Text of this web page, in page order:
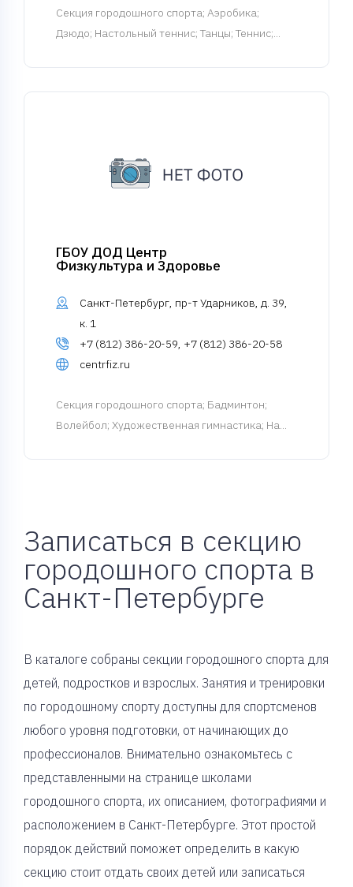
Cекция городошного спорта; Аэробика;
Дзюдо; Настольный теннис; Танцы; Теннис;...
ГБОУ ДОД Центр
Физкультура и Здоровье
Санкт-Петербург, пр-т Ударников, д. 39,
к. 1
+7 (812) 386-20-59, +7 (812) 386-20-58
centrfiz.ru
Cекция городошного спорта; Бадминтон;
Волейбол; Художественная гимнастика; На...
Записаться в секцию
городошного спорта в
Санкт-Петербурге
В каталоге собраны секции городошного спорта для
детей, подростков и взрослых. Занятия и тренировки
по городошному спорту доступны для спортсменов
любого уровня подготовки, от начинающих до
профессионалов. Внимательно ознакомьтесь с
представленными на странице школами
городошного спорта, их описанием, фотографиями и
расположением в Санкт-Петербурге. Этот простой
порядок действий поможет определить в какую
секцию стоит отдать своих детей или записаться